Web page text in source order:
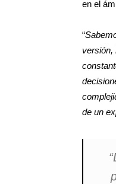
en el
“
versión,
de un